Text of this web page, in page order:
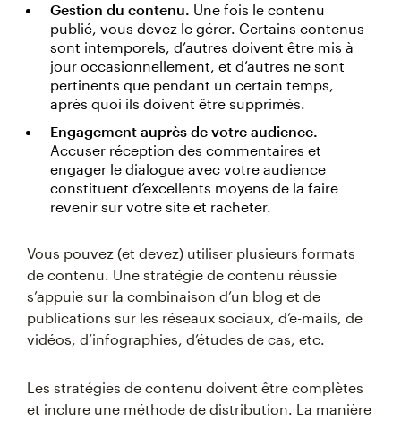
Gestion du contenu. Une fois le contenu
publié, vous devez le gérer. Certains contenus
sont intemporels, d’autres doivent être mis à
jour occasionnellement, et d’autres ne sont
pertinents que pendant un certain temps,
après quoi ils doivent être supprimés.
Engagement auprès de votre audience.
Accuser réception des commentaires et
engager le dialogue avec votre audience
constituent d’excellents moyens de la faire
revenir sur votre site et racheter.
Vous pouvez (et devez) utiliser plusieurs formats
de contenu. Une stratégie de contenu réussie
s’appuie sur la combinaison d’un blog et de
publications sur les réseaux sociaux, d’e-mails, de
vidéos, d’infographies, d’études de cas, etc.
Les stratégies de contenu doivent être complètes
et inclure une méthode de distribution. La manière